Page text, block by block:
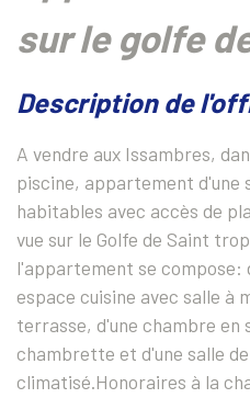
sur le golfe
description de
A vendre aux Issambres,
piscine, appartement d'une
habitables avec accès de
vue sur le Golfe de Saint
l'appartement se compose:
espace cuisine avec salle à
terrasse, d'une chambre en
chambrette et d'une salle
climatisé.Honoraires à la